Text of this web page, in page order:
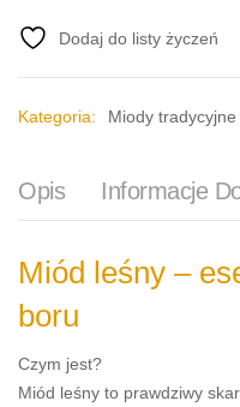
Dodaj do listy życzeń
Kategoria: Miody tradycyjne
Opis Informacje
Miód leśny –
boru
Czym jest?
Miód leśny to prawdziwy